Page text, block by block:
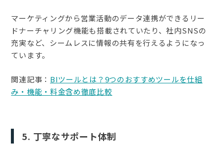
マーケティングから営業活動のデータ連携ができるリー
ドナーチャリング機能も搭載されていたり、社内SNSの
充実など、シームレスに情報の共有を行えるようになっ
ています。
関連記事： BIツールとは？9つのおすすめツールを仕組
み・機能・料金含め徹底比較
5. 丁寧なサポート体制